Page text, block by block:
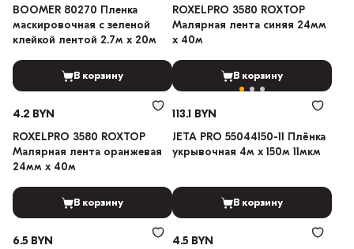
BOOMER 80270 Пленка
маскировочная с зеленой
клейкой лентой 2.7м х 20м
В корзину
ROXELPRO 3580 ROXTOP
Малярная лента синяя 24мм
х 40м
В корзину
4.2 BYN
ROXELPRO 3580 ROXTOP
Малярная лента оранжевая
24мм х 40м
В корзину
113.1 BYN
JETA PRO 55044150-11 Плёнка
укрывочная 4м x 150м 11мкм
В корзину
6.5 BYN
4.5 BYN